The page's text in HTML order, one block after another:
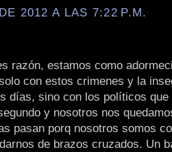
2012 A LAS 7:22 P.M.
razón, estamos como
con estos crimenes y la
días, sino con los políticos que
y nosotros nos
pasan porq nosotros somos
de brazos cruzados. Un